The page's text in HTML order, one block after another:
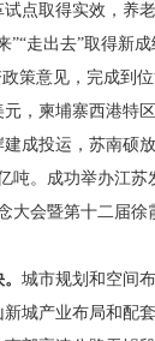
点取得实效，养
走出去”取得新成
策意见，完成到
，柬埔寨西港特
成投运，苏南硕
吨。成功举办江
大会暨第十二届
城市规划和空间
城产业布局和配